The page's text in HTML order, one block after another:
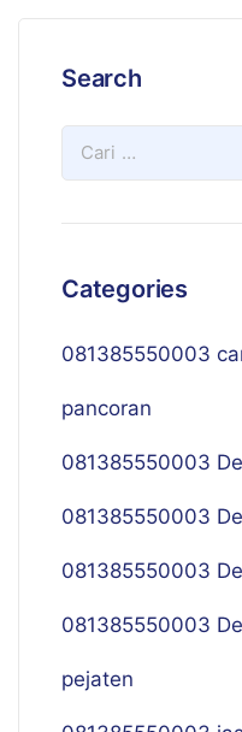
Search
Categories
081385550003
pancoran
081385550003
081385550003
081385550003
081385550003
pejaten